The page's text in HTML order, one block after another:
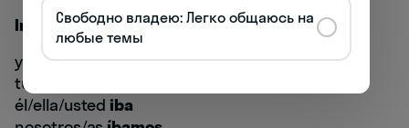
Ir (идти):
yo
iba
tú
él/ella/ustediba
Свободно владею: Легко общаюсь на
любые темы